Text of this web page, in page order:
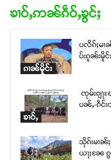
ၶၢဝ်ႇဢၼ်ၵဵဝ်ႇၶွင်ႈ
ၵၢၼ်မိူင်း
ပလိၵ်ႈမၢ
ပ်းၵူၼ်းမိူင်
ၶၢဝ်ႇ
ၸုမ်းၵျႃ
ပၼ်ႇ-ၵဵင်း
သိုၵ်းမၢၼ်
ယႃႈၼႄ